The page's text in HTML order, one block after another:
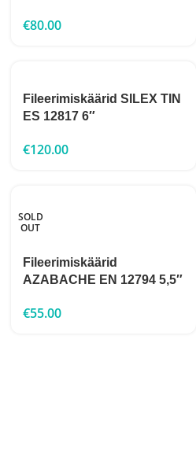
€80.00
Fileerimiskäärid SILEX TIN
ES 12817 6″
€120.00
SOLD
OUT
Fileerimiskäärid
AZABACHE EN 12794 5,5″
€55.00